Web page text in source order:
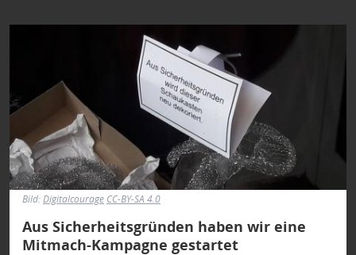
Bild
Bild:Digitalcourage CC-BY-SA 4.0
Aus Sicherheitsgründen haben wir eine
Mitmach-Kampagne gestartet